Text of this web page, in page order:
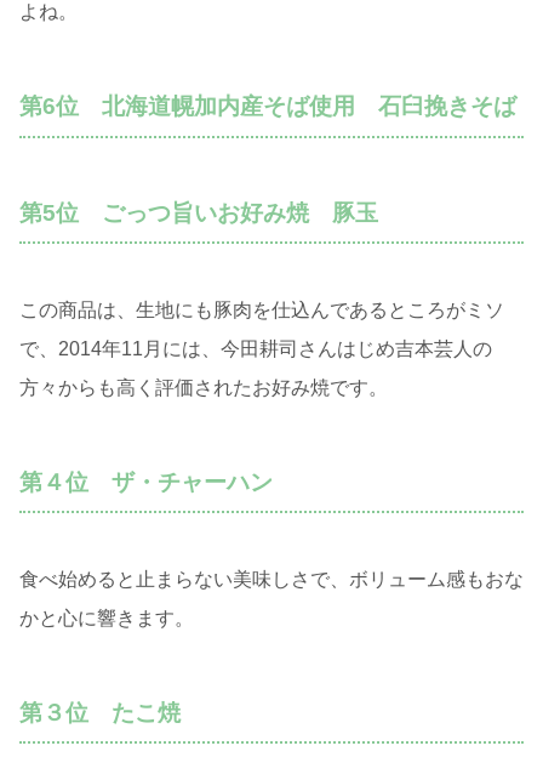
よね。
第6位 北海道幌加内産そば使用 石臼挽きそば
第5位 ごっつ旨いお好み焼 豚玉
この商品は、生地にも豚肉を仕込んであるところがミソ
で、2014年11月には、今田耕司さんはじめ吉本芸人の
方々からも高く評価されたお好み焼です。
第４位 ザ・チャーハン
食べ始めると止まらない美味しさで、ボリューム感もおな
かと心に響きます。
第３位 たこ焼